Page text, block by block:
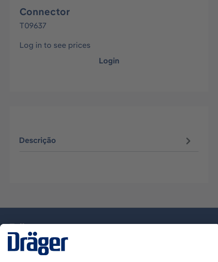
Connector
T09637
Log in to see prices
Login
Descrição
Serviço de Apoio ao Cliente Dräger